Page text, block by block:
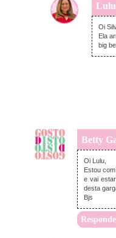
Lulu
Oi
Ela
big
Betty
Oi Lulu,
Estou
e vai
desta
Bjs